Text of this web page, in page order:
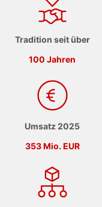
Tradition seit über
100 Jahren
Umsatz 2025
353 Mio. EUR